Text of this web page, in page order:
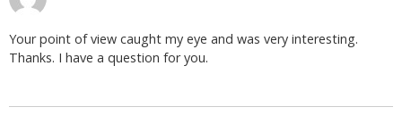
Your point of view caught my eye and was very interesting.
Thanks. I have a question for you.